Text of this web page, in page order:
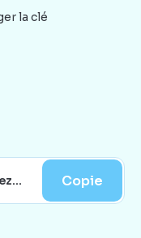
la clé
Copie